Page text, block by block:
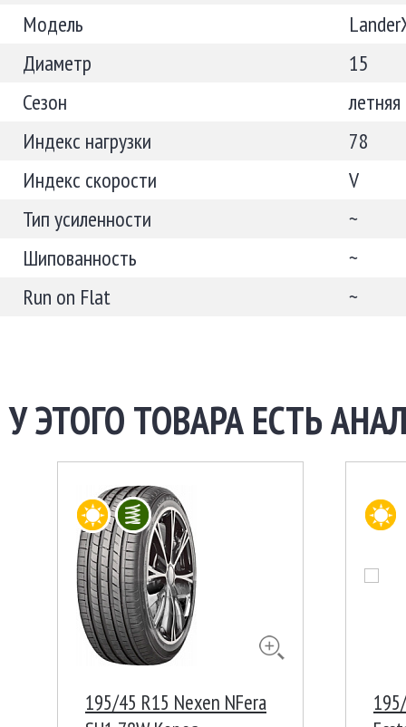
Модель
Диаметр
15
Сезон
летняя
Индекс нагрузки
78
Индекс скорости
V
Тип усиленности
~
Шипованность
~
Run on Flat
~
У ЭТОГО ТОВАРА ЕСТЬ
195/45 R15 Nexen NFera